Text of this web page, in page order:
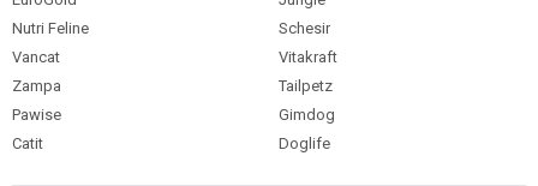
Nutri Feline
Schesir
Vancat
Vitakraft
Zampa
Tailpetz
Pawise
Gimdog
Catit
Doglife